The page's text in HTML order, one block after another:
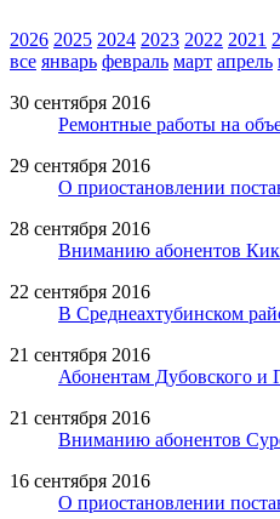
2026 2025 2024 2023 2022 2021
все январь февраль март апрель
30 сентября 2016
Ремонтные работы на
29 сентября 2016
О приостановлении
28 сентября 2016
Вниманию абонентов
22 сентября 2016
В Среднеахтубинском
21 сентября 2016
Абонентам Дубовского и
21 сентября 2016
Вниманию абонентов
16 сентября 2016
О приостановлении